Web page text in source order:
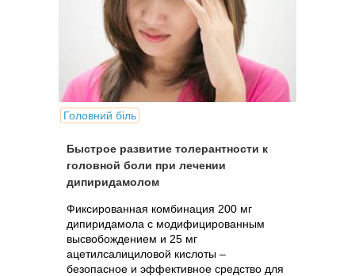
Головний біль
Быстрое развитие толерантности к
головной боли при лечении
дипиридамолом
Фиксированная комбинация 200 мг
дипиридамола с модифицированным
высвобождением и 25 мг
ацетилсалициловой кислоты –
безопасное и эффективное средство для